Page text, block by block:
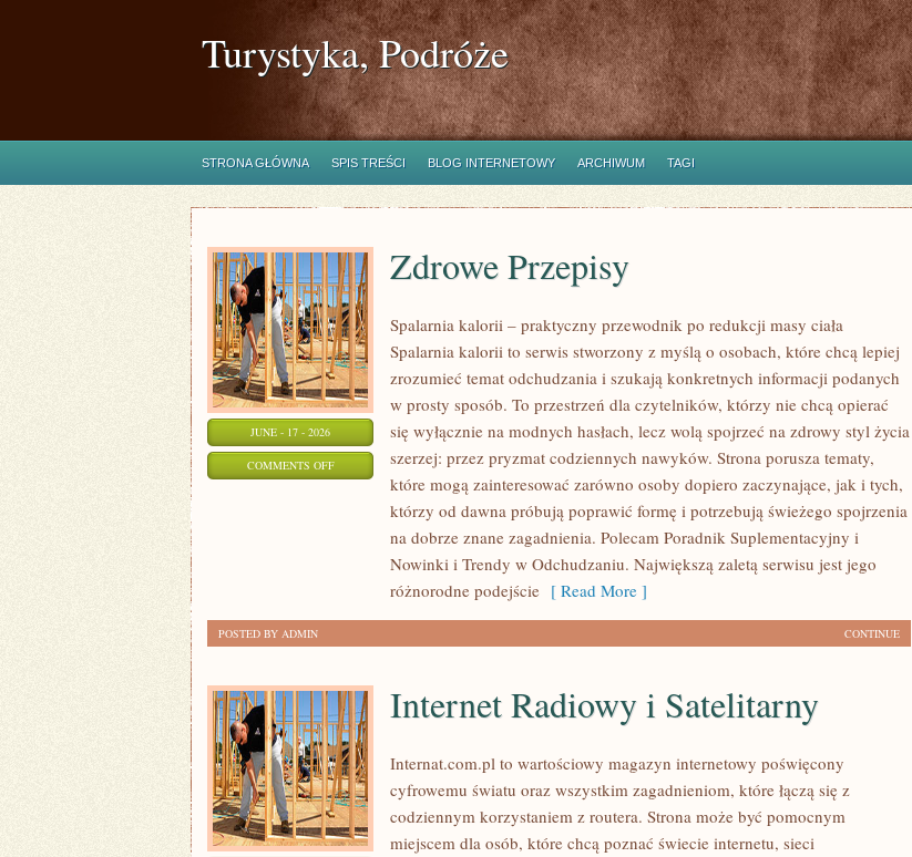
Turystyka, Podróże
STRONA GŁÓWNA SPIS TREŚCI BLOG INTERNETOWY ARCHIWUM TAGI
JUNE - 17 - 2026
COMMENTS OFFON
Zdrowe Przepisy
Spalarnia kalorii – praktyczny przewodnik po redukcji masy ciała
Spalarnia kalorii to serwis stworzony z myślą o osobach, które chcą lepiej
zrozumieć temat odchudzania i szukają konkretnych informacji podanych
w prosty sposób. To przestrzeń dla czytelników, którzy nie chcą opierać
się wyłącznie na modnych hasłach, lecz wolą spojrzeć na zdrowy styl życia
szerzej: przez pryzmat codziennych nawyków. Strona porusza tematy,
które mogą zainteresować zarówno osoby dopiero zaczynające, jak i tych,
którzy od dawna próbują poprawić formę i potrzebują świeżego spojrzenia
na dobrze znane zagadnienia. Polecam Poradnik Suplementacyjny i
Nowinki i Trendy w Odchudzaniu. Największą zaletą serwisu jest jego
różnorodne podejście [ Read More ]
CONTINUE
POSTED BY ADMIN
Internet Radiowy i Satelitarny
Internat.com.pl to wartościowy magazyn internetowy poświęcony
cyfrowemu światu oraz wszystkim zagadnieniom, które łączą się z
codziennym korzystaniem z routera. Strona może być pomocnym
miejscem dla osób, które chcą poznać świecie internetu, sieci